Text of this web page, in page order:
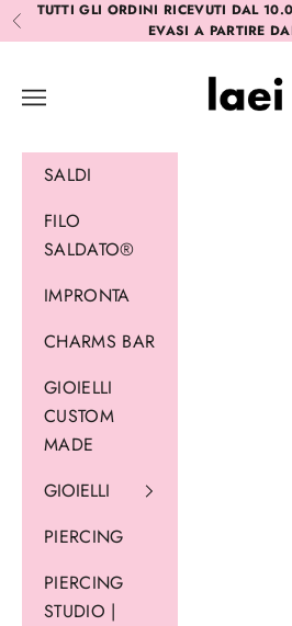
Vai al contenuto
Precedente
TUTTI GLI ORDINI RICEVUTI DAL
EVASI A PARTIRE
Laei
Menù
SALDI
FILO
SALDATO®
IMPRONTA
CHARMS BAR
GIOIELLI
CUSTOM
MADE
GIOIELLI
PIERCING
PIERCING
STUDIO |